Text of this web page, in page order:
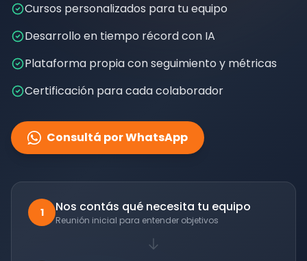
Cursos personalizados para tu equipo
Desarrollo en tiempo récord con IA
Plataforma propia con seguimiento y métricas
Certificación para cada colaborador
Consultá por WhatsApp
1 Nos contás qué necesita tu equipo
Reunión inicial para entender objetivos